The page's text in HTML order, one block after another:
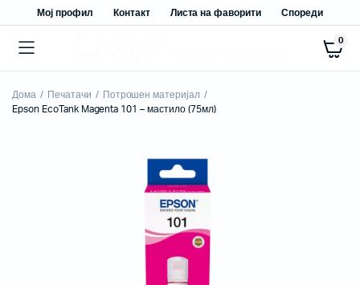
Мој профил Контакт Листа на фаворити Спореди
0
Дома Печатачи
Потрошен материјал
Epson EcoTank Magenta 101 – мастило (75мл)